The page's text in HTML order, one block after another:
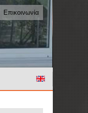
Επικοινωνία